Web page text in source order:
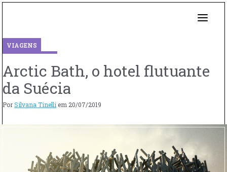
VIAGENS
Arctic Bath, o hotel flutuante
da Suécia
PorSilvana Tinelli em 20/07/2019